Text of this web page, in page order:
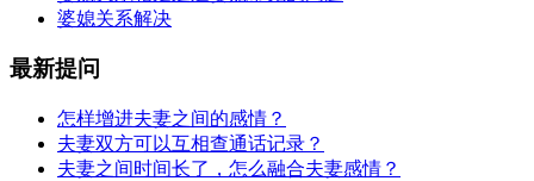
婆媳关系解决
最新提问
怎样增进夫妻之间的感情？
夫妻双方可以互相查通话记录？
夫妻之间时间长了，怎么融合夫妻感情？